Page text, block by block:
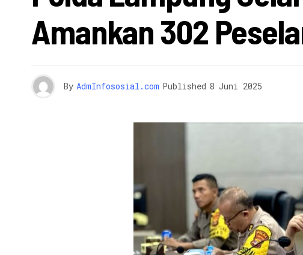
Amankan 302
By AdmInfososial.com Published 8 Juni 2025